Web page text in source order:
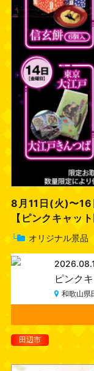
8月11日(火)〜16
【ピンクキャット
└ オリジナル景品
ピンク
和歌山県
田辺市